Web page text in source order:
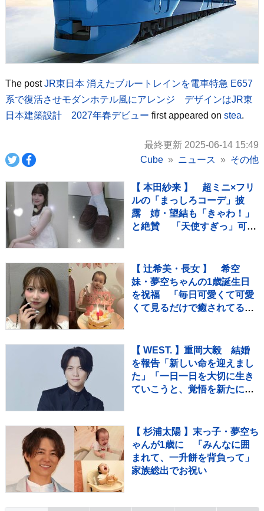
The postJR東日本 消えたブルートレインを電車特急 E657
系で復活させモダンホテル風にアレンジ デザインはJR東
日本建築設計 2027年春デビュー first appeared on stea.
最終更新 2025-06-14 15:49
Cube
ニュース その他
【 本田紗来 】 超ミニ×フリ
ルの「まっしろコーデ」披
露 姉・望結も「きゃわ！」
と絶賛 「天使すぎっ」可愛
【 辻希美・長女 】 希空
妹・夢空ちゃんの1歳誕生日
を祝福 「毎日可愛くて可愛
くて見るだけで癒されてる
【 WEST. 】重岡大毅 結婚
を報告「新しい命を迎えまし
た」「一日一日を大切に生き
ていこうと、覚悟を新たにし
【 杉浦太陽 】末っ子・夢空ち
ゃんが1歳に 「みんなに囲
まれて、一升餅を背負って」
家族総出でお祝い